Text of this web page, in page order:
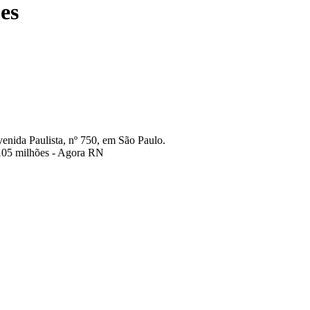
Paulista, nº 750, em São Paulo.